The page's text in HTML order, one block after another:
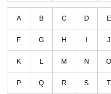
A B C D E
F G H I J
K L M N O
P Q R S T